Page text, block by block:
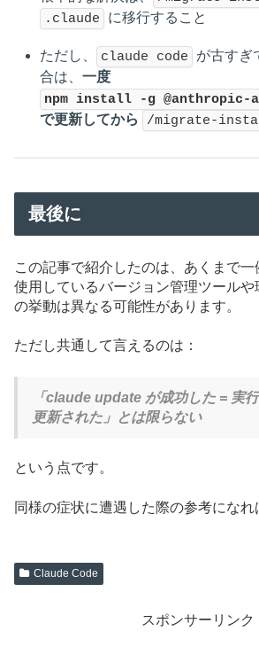
.claude に移行すること
ただし、 claude code
が古すぎ
合は、一度
npm install -g @anthropic-
で更新してから /migrate-
最後に
この記事で紹介したのは、あくまで一
使用しているバージョン管理ツール
の挙動は異なる可能性があります。
ただし共通して言えるのは：
「claude update が成功した = 実
更新された」とは限らない
という点です。
同様の症状に遭遇した際の参考になれ
Claude Code
スポンサーリンク